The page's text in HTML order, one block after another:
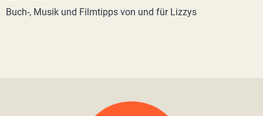
Buch-, Musik und Filmtipps von und für Lizzys